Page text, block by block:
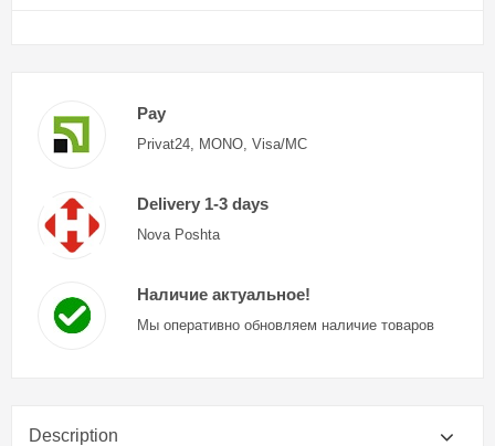
Pay
Privat24, MONO, Visa/MC
Delivery 1-3 days
Nova Poshta
Наличие актуальное!
Мы оперативно обновляем наличие товаров
Description